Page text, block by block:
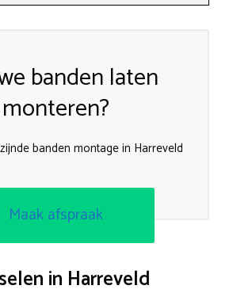
banden laten
monteren?
banden montage in Harreveld
Maak afspraak
in Harreveld